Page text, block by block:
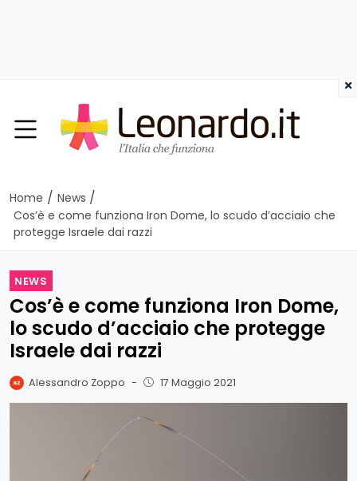
Home / News /
Cos’è e come funziona Iron Dome, lo scudo d’acciaio che
protegge Israele dai razzi
NEWS
Cos’è e come funziona Iron Dome,
lo scudo d’acciaio che protegge
Israele dai razzi
Alessandro Zoppo - 17 Maggio 2021
×